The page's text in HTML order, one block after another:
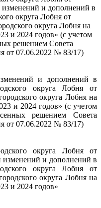
и дополнений в
округа Лобня от
округа Лобня на
и 2024 годов» (с учетом
решением Совета
от 07.06.2022 № 83/17)
и дополнений в
округа Лобня от
округа Лобня на
и 2024 годов» (с учетом
решением Совета
от 07.06.2022 № 83/17)
округа Лобня от
и дополнений в
округа Лобня от
округа Лобня на
и 2024 годов»